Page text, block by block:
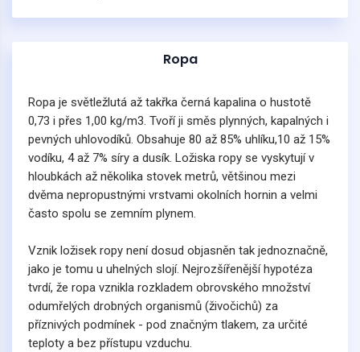
Ropa
Ropa je světležlutá až takřka černá kapalina o hustotě
0,73 i přes 1,00 kg/m3. Tvoří ji směs plynných, kapalných i
pevných uhlovodíků. Obsahuje 80 až 85% uhlíku,10 až 15%
vodíku, 4 až 7% síry a dusík. Ložiska ropy se vyskytují v
hloubkách až několika stovek metrů, většinou mezi
dvěma nepropustnými vrstvami okolních hornin a velmi
často spolu se zemním plynem.
Vznik ložisek ropy není dosud objasněn tak jednoznačně,
jako je tomu u uhelných slojí. Nejrozšířenější hypotéza
tvrdí, že ropa vznikla rozkladem obrovského množství
odumřelých drobných organismů (živočichů) za
příznivých podmínek - pod značným tlakem, za určité
teploty a bez přístupu vzduchu.